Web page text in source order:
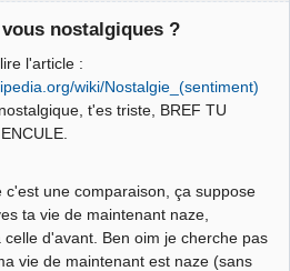
nostalgiques ?
l'article :
wiki/Nostalgie_(sentiment)
t'es triste, BREF TU
c'est une comparaison, ça suppose
ta vie de maintenant naze,
celle d'avant. Ben oim je cherche pas
vie de maintenant est naze (sans